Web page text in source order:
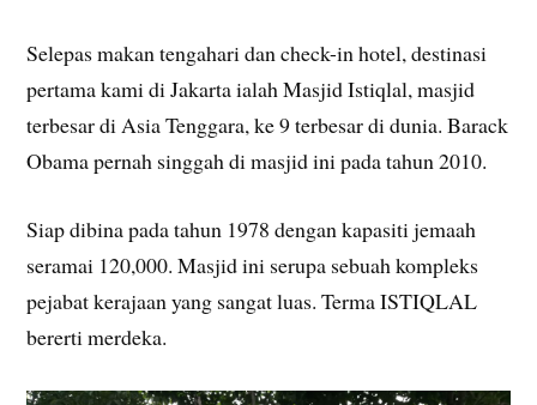
Selepas makan tengahari dan check-in hotel, destinasi
pertama kami di Jakarta ialah Masjid Istiqlal, masjid
terbesar di Asia Tenggara, ke 9 terbesar di dunia. Barack
Obama pernah singgah di masjid ini pada tahun 2010.
Siap dibina pada tahun 1978 dengan kapasiti jemaah
seramai 120,000. Masjid ini serupa sebuah kompleks
pejabat kerajaan yang sangat luas. Terma ISTIQLAL
bererti merdeka.